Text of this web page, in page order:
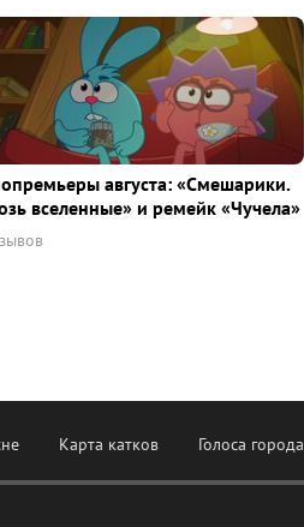
августа: «Смешарики.
вселенные» и ремейк «Чучела»
Карта катков Голоса города